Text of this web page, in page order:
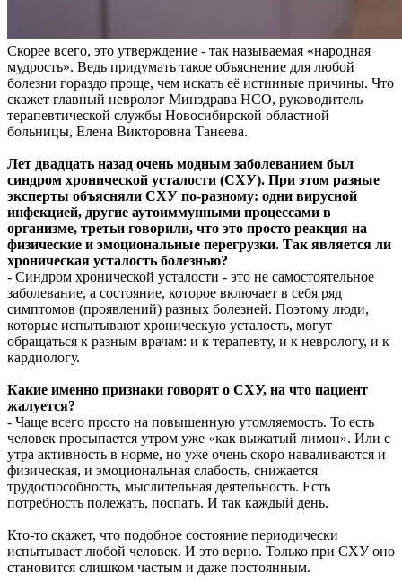
Скорее всего, это утверждение - так называемая «народная
мудрость». Ведь придумать такое объяснение для любой
болезни гораздо проще, чем искать её истинные причины. Что
скажет главный невролог Минздрава НСО, руководитель
терапевтической службы Новосибирской областной
больницы, Елена Викторовна Танеева.
Лет двадцать назад очень модным заболеванием был
синдром хронической усталости (СХУ). При этом разные
эксперты объясняли СХУ по-разному: одни вирусной
инфекцией, другие аутоиммунными процессами в
организме, третьи говорили, что это просто реакция на
физические и эмоциональные перегрузки. Так является ли
хроническая усталость болезнью?
- Синдром хронической усталости - это не самостоятельное
заболевание, а состояние, которое включает в себя ряд
симптомов (проявлений) разных болезней. Поэтому люди,
которые испытывают хроническую усталость, могут
обращаться к разным врачам: и к терапевту, и к неврологу, и к
кардиологу.
Какие именно признаки говорят о СХУ, на что пациент
жалуется?
- Чаще всего просто на повышенную утомляемость. То есть
человек просыпается утром уже «как выжатый лимон». Или с
утра активность в норме, но уже очень скоро наваливаются и
физическая, и эмоциональная слабость, снижается
трудоспособность, мыслительная деятельность. Есть
потребность полежать, поспать. И так каждый день.
Кто-то скажет, что подобное состояние периодически
испытывает любой человек. И это верно. Только при СХУ оно
становится слишком частым и даже постоянным.